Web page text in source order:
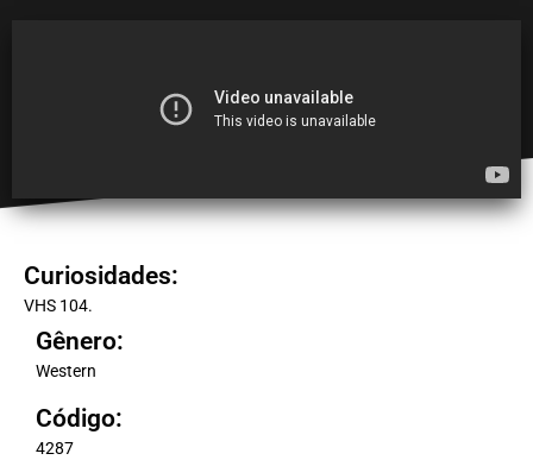
Curiosidades:
VHS 104.
Gênero:
Western
Código:
4287